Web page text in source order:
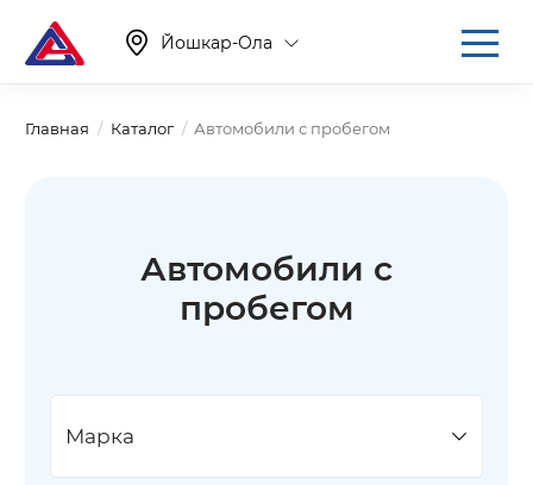
Йошкар-Ола
Главная Каталог Автомобили с пробегом
Автомобили с
пробегом
Марка